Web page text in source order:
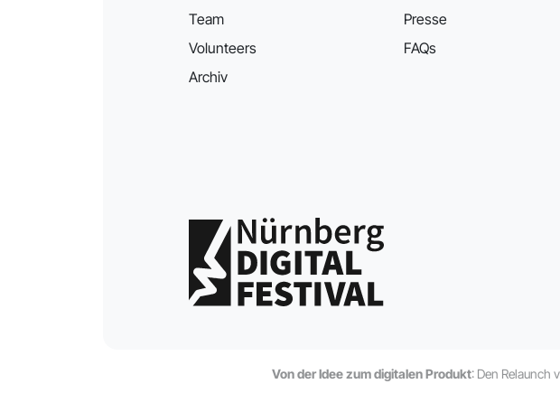
Team
Volunteers
Archiv
Presse
FAQs
Von der Idee zum digitalen Produkt: Den Relaunch